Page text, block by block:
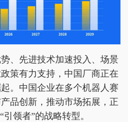
、先进技术加速投入、场景
策有力支持，中国厂商正在
。中国企业在多个机器人赛
品创新，推动市场拓展，正
领者”的战略转型。